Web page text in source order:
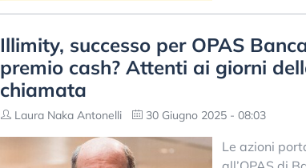
Illimity, successo per OPAS
premio cash? Attenti ai giorni
chiamata
Laura Naka Antonelli 30 Giugno 2025 - 08:03
Le azioni